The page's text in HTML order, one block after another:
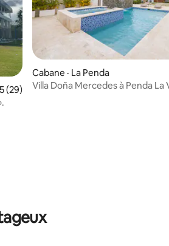
moyenne de 5 sur 5, 29
5 (29)
Cabane · La Penda
Villa Doña Mercedes à Penda La